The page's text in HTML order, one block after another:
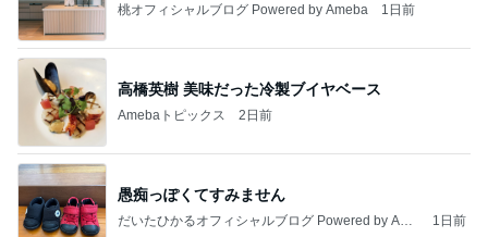
桃オフィシャルブログ Powered by Ameba 1日前
高橋英樹 美味だった冷製ブイヤベース
Amebaトピックス 2日前
愚痴っぽくてすみません
だいたひかるオフィシャルブログ Powered by Ame
1日前